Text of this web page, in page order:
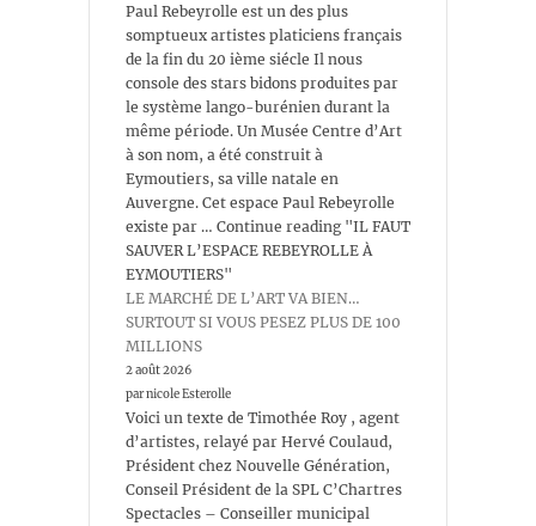
Paul Rebeyrolle est un des plus
somptueux artistes platiciens français
de la fin du 20 ième siécle Il nous
console des stars bidons produites par
le système lango-burénien durant la
même période. Un Musée Centre d’Art
à son nom, a été construit à
Eymoutiers, sa ville natale en
Auvergne. Cet espace Paul Rebeyrolle
existe par … Continue reading "IL FAUT
SAUVER L’ESPACE REBEYROLLE À
EYMOUTIERS"
LE MARCHÉ DE L’ART VA BIEN…
SURTOUT SI VOUS PESEZ PLUS DE 100
MILLIONS
2 août 2026
par nicole Esterolle
Voici un texte de Timothée Roy , agent
d’artistes, relayé par Hervé Coulaud,
Président chez Nouvelle Génération,
Conseil Président de la SPL C’Chartres
Spectacles – Conseiller municipal